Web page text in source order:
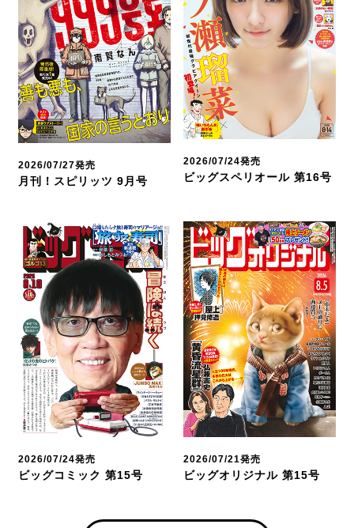
2026/07/27発売
月刊！スピリッツ 9月号
2026/07/24発売
ビッグスペリオール 第16号
2026/07/24発売
ビッグコミック 第15号
2026/07/21発売
ビッグオリジナル 第15号